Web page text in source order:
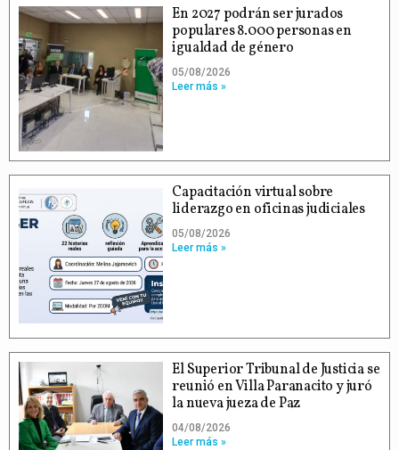
En 2027 podrán ser jurados
populares 8.000 personas en
igualdad de género
05/08/2026
Leer más »
Capacitación virtual sobre
liderazgo en oficinas judiciales
05/08/2026
Leer más »
El Superior Tribunal de Justicia se
reunió en Villa Paranacito y juró
la nueva jueza de Paz
04/08/2026
Leer más »